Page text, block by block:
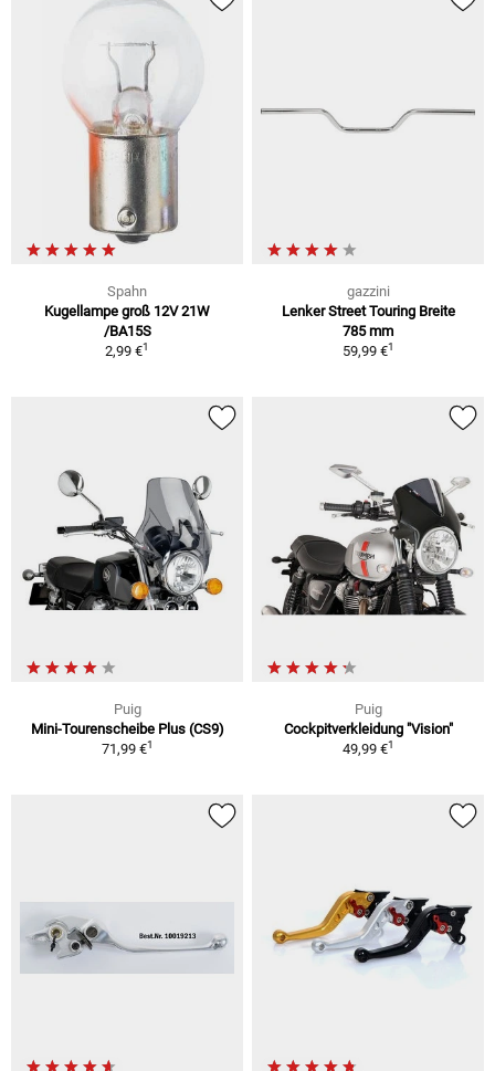
Spahn
Kugellampe groß 12V 21W
/BA15S
2,99 €1
gazzini
Lenker Street Touring Breite
785 mm
59,99 €1
Puig
Mini-Tourenscheibe Plus (CS9)
71,99 €1
Puig
Cockpitverkleidung "Vision"
49,99 €1